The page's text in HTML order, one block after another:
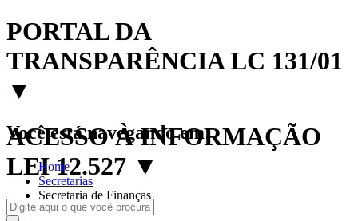
PORTAL DA
TRANSPARÊNCIA LC 131/01
▼
ACESSO À INFORMAÇÃO
LEI 12.527 ▼
Você está navegando em:
Home
Secretarias
Secretaria de Finanças